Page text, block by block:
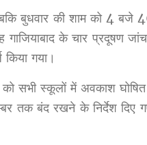
बुधवार की शाम को 4 बजे
के चार प्रदूषण
गया।
सभी स्कूलों में अवकाश
तक बंद रखने के निर्देश